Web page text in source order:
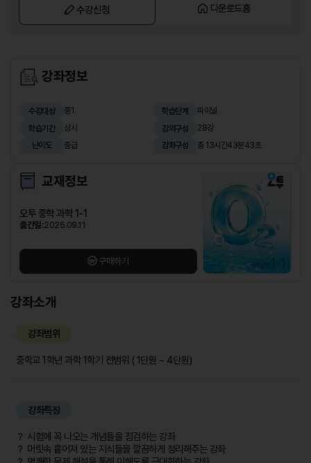
수강신청 다운로드홈
강좌정보
수강대상 중1 학습단계
파이널
학습기간
상시 강의구성
28강
난이도
중급 강좌구성 총 13시간43분43초
교재정보
오투 중학 과학 1-1
출간일:2025.09.11
구매하기
강좌소개
강좌범위
중학교 1학년 과학 1학기 전범위 ( 1단원 ~ 4단원)
강좌특징
？ 시험에 꼭 나오는 개념들을 점검하는 강좌
？ 머릿속 흩어져 있는 지식들을 깔끔하게 정리해주는 강좌